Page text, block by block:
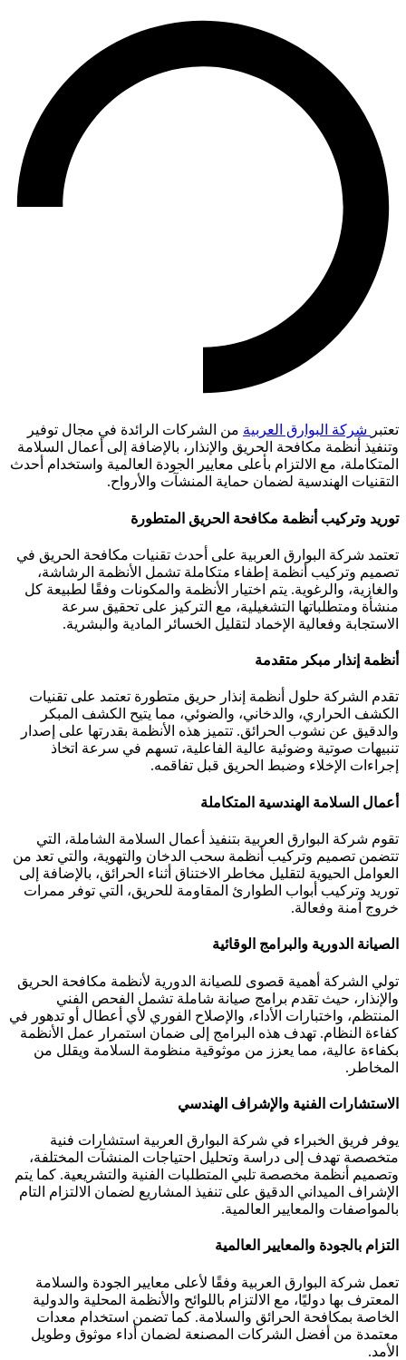
تعتبر شركة البوارق العربية من الشركات الرائدة في مجال توفير
وتنفيذ أنظمة مكافحة الحريق والإنذار، بالإضافة إلى أعمال السلامة
المتكاملة، مع الالتزام بأعلى معايير الجودة العالمية واستخدام أحدث
التقنيات الهندسية لضمان حماية المنشآت والأرواح.
توريد وتركيب أنظمة مكافحة الحريق المتطورة
تعتمد شركة البوارق العربية على أحدث تقنيات مكافحة الحريق في
تصميم وتركيب أنظمة إطفاء متكاملة تشمل الأنظمة الرشاشة،
والغازية، والرغوية. يتم اختيار الأنظمة والمكونات وفقًا لطبيعة كل
منشأة ومتطلباتها التشغيلية، مع التركيز على تحقيق سرعة
الاستجابة وفعالية الإخماد لتقليل الخسائر المادية والبشرية.
أنظمة إنذار مبكر متقدمة
تقدم الشركة حلول أنظمة إنذار حريق متطورة تعتمد على تقنيات
الكشف الحراري، والدخاني، والضوئي، مما يتيح الكشف المبكر
والدقيق عن نشوب الحرائق. تتميز هذه الأنظمة بقدرتها على إصدار
تنبيهات صوتية وضوئية عالية الفاعلية، تسهم في سرعة اتخاذ
إجراءات الإخلاء وضبط الحريق قبل تفاقمه.
أعمال السلامة الهندسية المتكاملة
تقوم شركة البوارق العربية بتنفيذ أعمال السلامة الشاملة، التي
تتضمن تصميم وتركيب أنظمة سحب الدخان والتهوية، والتي تعد من
العوامل الحيوية لتقليل مخاطر الاختناق أثناء الحرائق، بالإضافة إلى
توريد وتركيب أبواب الطوارئ المقاومة للحريق، التي توفر ممرات
خروج آمنة وفعالة.
الصيانة الدورية والبرامج الوقائية
تولي الشركة أهمية قصوى للصيانة الدورية لأنظمة مكافحة الحريق
والإنذار، حيث تقدم برامج صيانة شاملة تشمل الفحص الفني
المنتظم، واختبارات الأداء، والإصلاح الفوري لأي أعطال أو تدهور في
كفاءة النظام. تهدف هذه البرامج إلى ضمان استمرار عمل الأنظمة
بكفاءة عالية، مما يعزز من موثوقية منظومة السلامة ويقلل من
المخاطر.
الاستشارات الفنية والإشراف الهندسي
يوفر فريق الخبراء في شركة البوارق العربية استشارات فنية
متخصصة تهدف إلى دراسة وتحليل احتياجات المنشآت المختلفة،
وتصميم أنظمة مخصصة تلبي المتطلبات الفنية والتشريعية. كما يتم
الإشراف الميداني الدقيق على تنفيذ المشاريع لضمان الالتزام التام
بالمواصفات والمعايير العالمية.
التزام بالجودة والمعايير العالمية
تعمل شركة البوارق العربية وفقًا لأعلى معايير الجودة والسلامة
المعترف بها دوليًا، مع الالتزام باللوائح والأنظمة المحلية والدولية
الخاصة بمكافحة الحرائق والسلامة. كما تضمن استخدام معدات
معتمدة من أفضل الشركات المصنعة لضمان أداء موثوق وطويل
الأمد.